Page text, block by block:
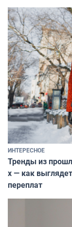
ИНТЕРЕСНОЕ
Тренды из
х — как
переплат